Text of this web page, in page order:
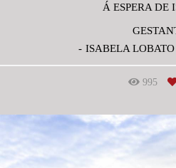
Á ESPERA DE
ISABELA
995